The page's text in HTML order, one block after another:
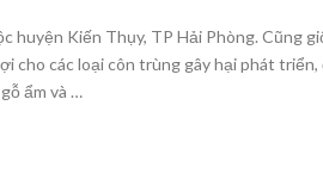
huyện Kiến Thụy, TP Hải Phòng. Cũng
cho các loại côn trùng gây hại phát
ẩm và …